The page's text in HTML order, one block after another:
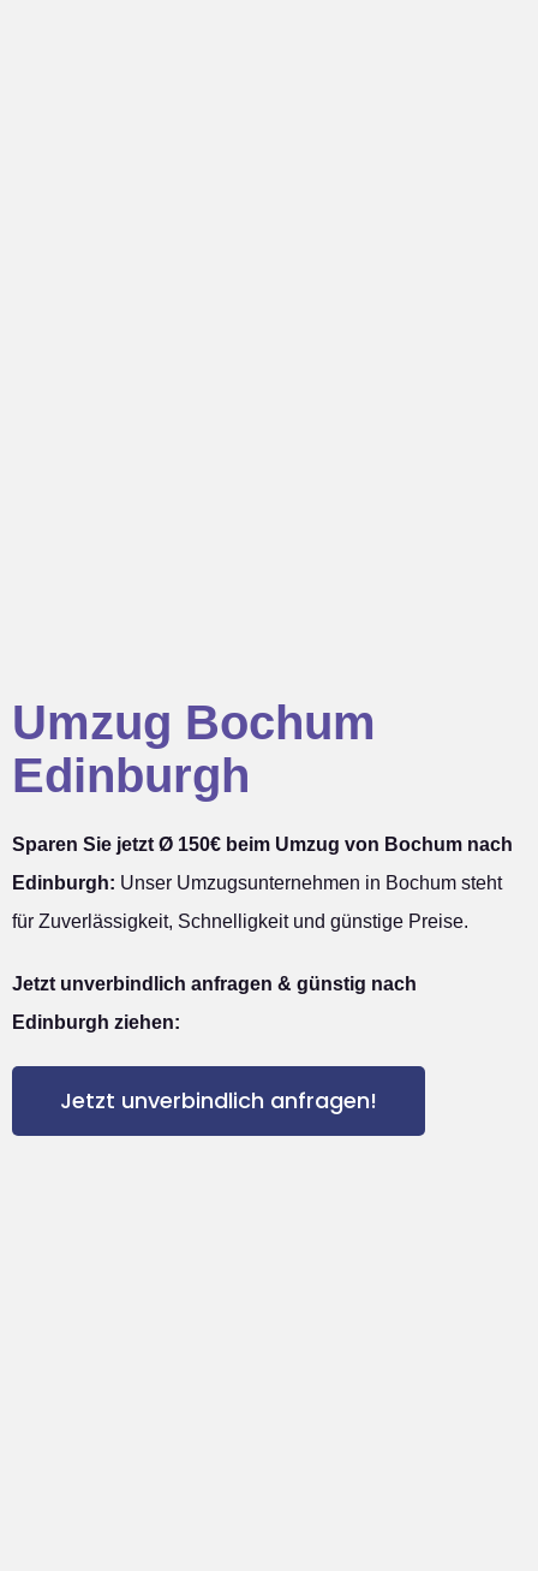
Umzug Bochum
Edinburgh
Sparen Sie jetzt Ø 150€ beim Umzug von Bochum nach
Edinburgh: Unser Umzugsunternehmen in Bochum steht
für Zuverlässigkeit, Schnelligkeit und günstige Preise.
Jetzt unverbindlich anfragen & günstig nach
Edinburgh ziehen:
Jetzt unverbindlich anfragen!